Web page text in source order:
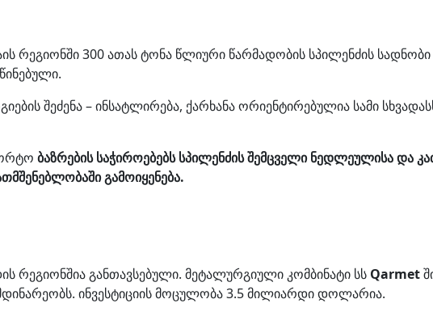
რეგიონში 300 ათას ტონა წლიური წარმადობის სპილენძის
შეძენა – ინსატლირება, ქარხანა ორიენტირებულია სამი
ბაზრების საჭიროებებს სპილენძის შემცველი ნედლეულისა და
გამოიყენება.
რეგიონშია განთავსებული. მეტალურგიული კომბინატი სს Qarmet
ინვესტიციის მოცულობა 3.5 მილიარდი დოლარია.